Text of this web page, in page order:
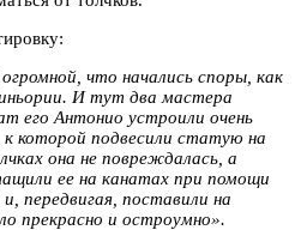
что начались споры, как
И тут два мастера
его Антонио устроили очень
которой подвесили статую на
она не повреждалась, а
ее на канатах при помощи
передвигая, поставили на
прекрасно и остроумно».